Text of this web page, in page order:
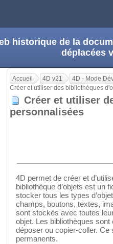
historique de la
déplacées
Accueil 4D v21
4D - Mode
Créer et utiliser des bibliothèques
Créer et utiliser
personnalisées
4D permet de créer et
bibliothèque d’objets est un
stocker tous les types
champs, boutons, textes,
sont stockés avec toutes
objet. Les bibliothèques
déposer ou copier-coller.
permanents.